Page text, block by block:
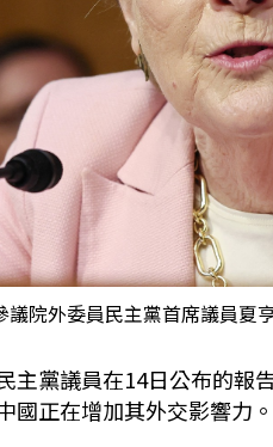
議院外委員民主黨首席議員夏
主黨議員在14日公布的
國正在增加其外交影響力。